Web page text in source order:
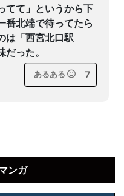
てて」というから下
番北端で待ってたら
は「西宮北口駅
った。
あるある 7
ンガ